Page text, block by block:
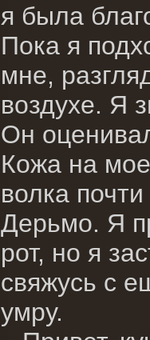
я была
Пока я
мне,
воздухе. Я
Он
Кожа на
волка
Дерьмо. Я
рот, но я
свяжусь с
умру.